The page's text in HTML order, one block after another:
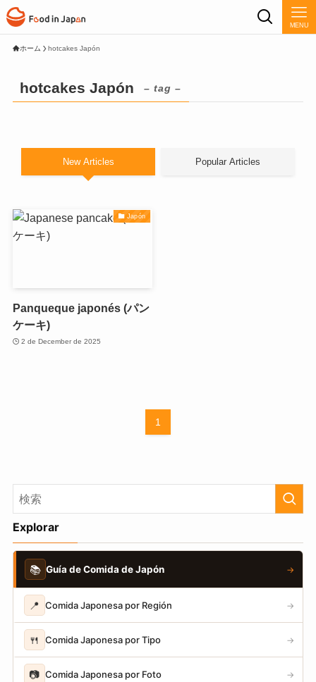
MENU
ホーム hotcakes Japón
hotcakes Japón – tag –
New Articles Popular Articles
Japón
Panqueque japonés (パン
ケーキ)
2 de December de 2025
1
Explorar
📚 Guía de Comida de Japón →
📍 Comida Japonesa por Región →
🍴 Comida Japonesa por Tipo →
📷 Comida Japonesa por Foto →